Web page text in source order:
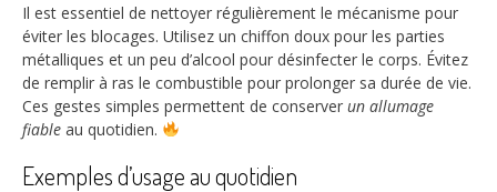
Il est essentiel de nettoyer régulièrement le mécanisme pour
éviter les blocages. Utilisez un chiffon doux pour les parties
métalliques et un peu d’alcool pour désinfecter le corps. Évitez
de remplir à ras le combustible pour prolonger sa durée de vie.
Ces gestes simples permettent de conserver un allumage
fiable au quotidien.
Exemples d’usage au quotidien